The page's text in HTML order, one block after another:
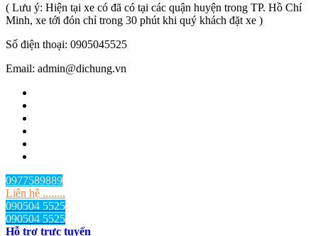
( Lưu ý: Hiện tại xe có đã có tại các quận huyện trong TP. Hồ Chí
Minh, xe tới đón chỉ trong 30 phút khi quý khách đặt xe )
Số điện thoại: 0905045525
Email: admin@dichung.vn
0977589889
Liên hệ ........
090504 5525
090504 5525
Hỗ trợ trực tuyến